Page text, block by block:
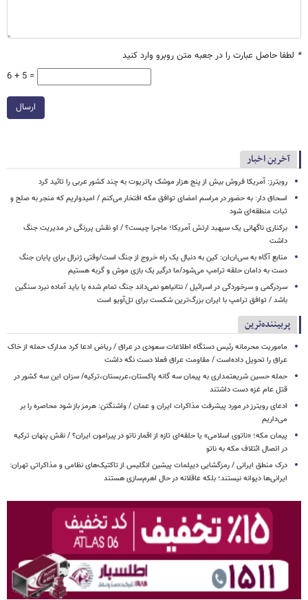
* لطفا حاصل عبارت را در جعبه متن روبرو وارد کنید
6 + 5 =
ارسال
آخرین اخبار
رویترز: آمریکا فروش بیش از پنج هزار موشک پاتریوت به چند کشور عربی را تائید کرد
اسحاق‌ دار: به حضور در مراسم امضای توافق مکه افتخار می‌کنم / امیدواریم که منجر به صلح و
ثبات منطقه‌ای شود
برکناری ناگهانی یک سپهبد ارتش آمریکا؛ ماجرا چیست؟ / او نقش پررنگی در مدیریت جنگ
داشت
منابع آگاه به سی‌ان‌ان: کین به دنبال یک راه خروج از جنگ است/وقتی ژنرال برای پایان جنگ
دست به دامان حلقه ترامپ می‌شود/ما درگیر یک بازی موش و گربه هستیم
سردرگمی و سرخوردگی در اسرائیل / نتانیاهو نمی‌داند جنگ تمام شده یا باید آماده نبرد سنگین
باشد / توافق ترامپ با ایران بزرگ‌ترین شکست برای تل‌آویو است
پربیننده‌ترین
ماموریت محرمانه رئیس دستگاه اطلاعات سعودی در عراق / ریاض ادعا کرد مدارک حمله از خاک
عراق را تحویل داده‌است / مقاومت عراق فعلا دست نگه داشت
حمله حسین شریعتمداری به پیمان سه گانه پاکستان،عربستان،ترکیه/ سزان این سه کشور در
قتل عام غزه دست داشتند
ادعای رویترز در مورد پیشرفت مذاکرات ایران و عمان / واشنگتن: هرمز باز شود محاصره را بر
می‌داریم
پیمان مکه؛ «ناتوی اسلامی» یا حلقه‌ای تازه از اقمار ناتو در پیرامون ایران؟ / نقش پنهان ترکیه
در اتصال ائتلاف مکه به ناتو
درک منطق ایرانی / رمزگشایی دیپلمات پیشین انگلیس از تاکتیک‌های نظامی و مذاکراتی تهران:
ایرانی‌ها دیوانه نیستند؛ بلکه عاقلانه در حال اهرم‌سازی هستند